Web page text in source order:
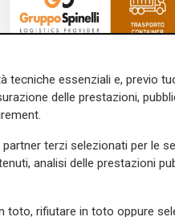
tecniche essenziali e, previo
delle prestazioni,
terzi selezionati per le
analisi delle prestazioni
toto, rifiutare in toto oppure